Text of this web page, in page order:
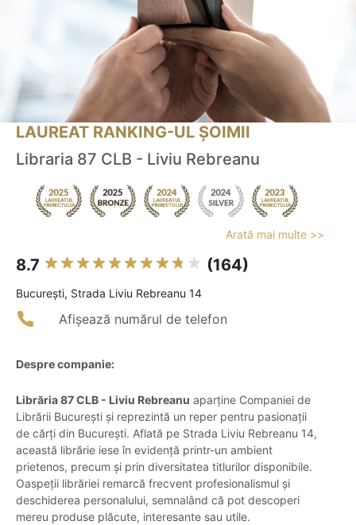
LAUREAT RANKING-UL ȘOIMII
Libraria 87 CLB - Liviu Rebreanu
Arată mai multe >>
8.7 (164)
Bucureşti, Strada Liviu Rebreanu 14
Afișează numărul de telefon
Despre companie:
Librăria 87 CLB - Liviu Rebreanu aparține Companiei de
Librării București și reprezintă un reper pentru pasionații
de cărți din București. Aflată pe Strada Liviu Rebreanu 14,
această librărie iese în evidență printr-un ambient
prietenos, precum și prin diversitatea titlurilor disponibile.
Oaspeții librăriei remarcă frecvent profesionalismul și
deschiderea personalului, semnalând că pot descoperi
mereu produse plăcute, interesante sau utile.